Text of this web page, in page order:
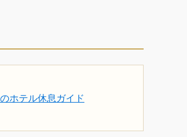
ホテル休息ガイド